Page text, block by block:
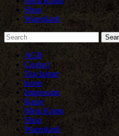
Shop
Warenkorb
AGB
Contact
Disclaimer
home
Impressum
Kasse
Mein Konto
Shop
Warenkorb